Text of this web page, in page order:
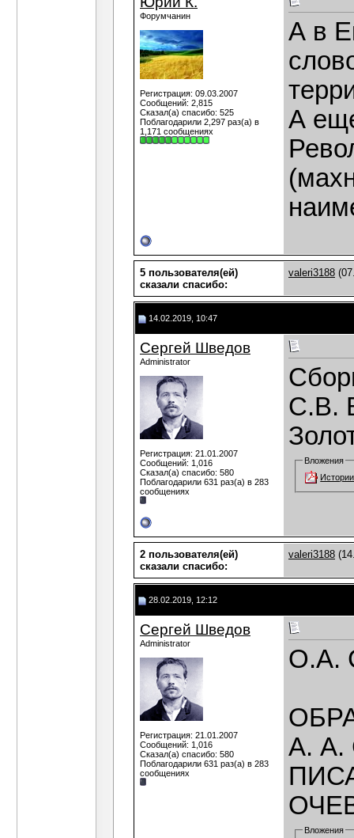
Форумчанин
Регистрация: 09.03.2007
Сообщений: 2,815
Сказал(а) спасибо: 525
Поблагодарили 2,297 раз(а) в
1,171 сообщениях
А в
А
5 пользователя(ей)
сказали cпасибо:
valeri3188
14.02.2019, 10:47
Сергей Шведов
Administrator
Регистрация: 21.01.2007
Сообщений: 1,016
Сказал(а) спасибо: 580
Поблагодарили 631 раз(а) в 283
сообщениях
С.В.
Вложения
2 пользователя(ей)
сказали cпасибо:
valeri3188
28.02.2019, 12:12
Сергей Шведов
Administrator
Регистрация: 21.01.2007
Сообщений: 1,016
Сказал(а) спасибо: 580
Поблагодарили 631 раз(а) в 283
сообщениях
О.А.
А.
Вложения